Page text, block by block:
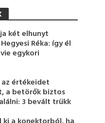
két elhunyt
Réka: így él
egykori
értékeidet
a betörők biztos
3 bevált trükk